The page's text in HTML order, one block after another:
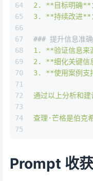
64
65
66
67
68
69
70
71
72
73
74
75
2 .
**目标明确**
3. **持续改进**
### 提升信息准
1 .
**验证信息来
2 .
**细化关键信
3. **使用案例支
通过以上分析和
查理·芒格是伯克
Prompt 收获